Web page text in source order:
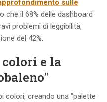
sulle
che il 68% delle dashboard
problemi di leggibilità,
del 42%.
colori e la
colori, creando una "palette